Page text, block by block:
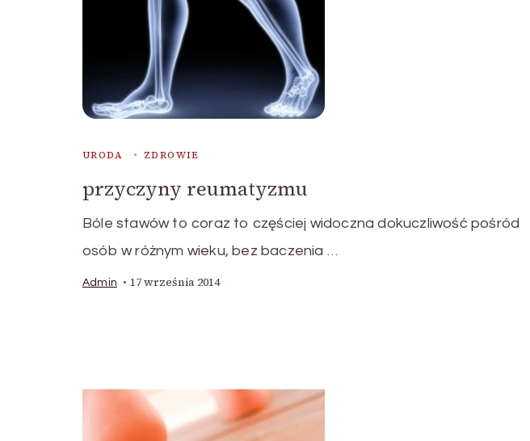
URODA ZDROWIE
przyczyny reumatyzmu
Bóle stawów to coraz to częściej widoczna dokuczliwość pośród
osób w różnym wieku, bez baczenia …
Admin 17 września 2014